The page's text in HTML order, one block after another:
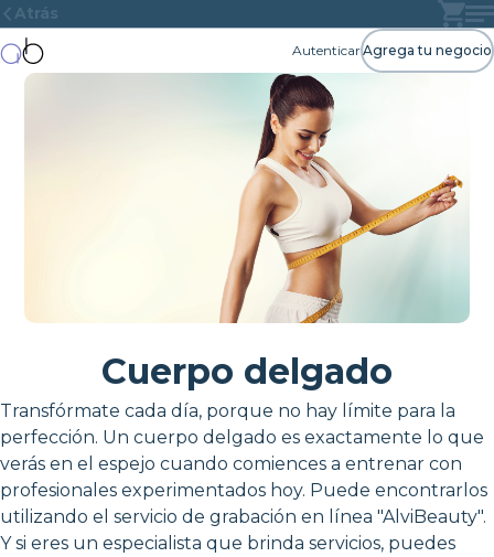
Atrás
AutenticarAgrega tu negocio
Cuerpo delgado
Transfórmate cada día, porque no hay límite para la
perfección. Un cuerpo delgado es exactamente lo que
verás en el espejo cuando comiences a entrenar con
profesionales experimentados hoy. Puede encontrarlos
utilizando el servicio de grabación en línea "AlviBeauty".
Y si eres un especialista que brinda servicios, puedes